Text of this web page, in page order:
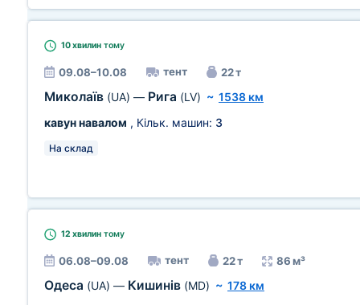
10 хвилин тому
09.08–10.08 тент 22 т
Миколаїв (UA) — Рига (LV) ~ 1538 км
кавун навалом , Кільк. машин: 3
На склад
12 хвилин тому
06.08–09.08 тент 22 т 86 м³
Одеса (UA) — Кишинів (MD) ~ 178 км